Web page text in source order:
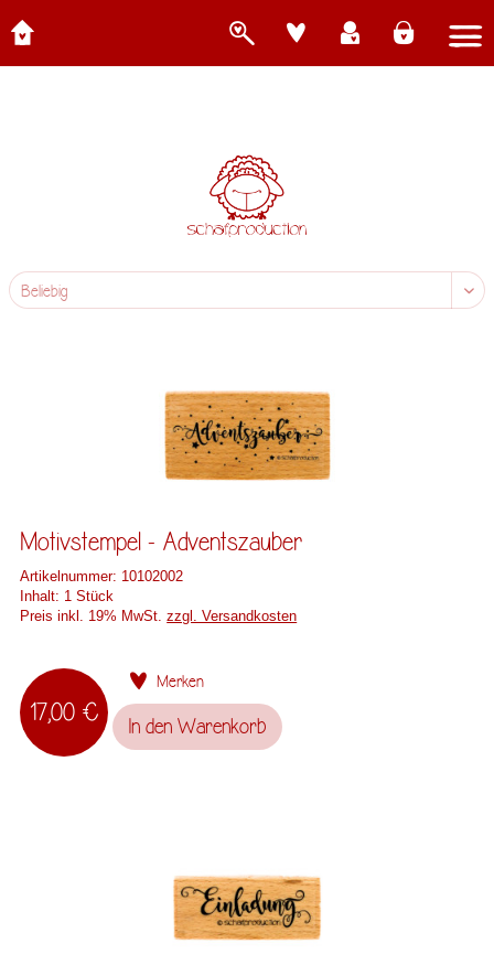
Motivstempel - Adventszauber
Artikelnummer: 10102002
Inhalt: 1 Stück
Preis inkl. 19% MwSt.zzgl. Versandkosten
17,00 €
Merken
In den Warenkorb